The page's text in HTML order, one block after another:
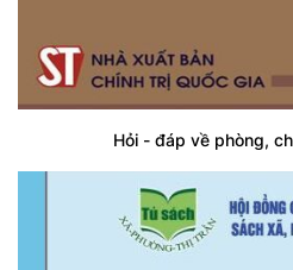
Hỏi - đáp về phòng,